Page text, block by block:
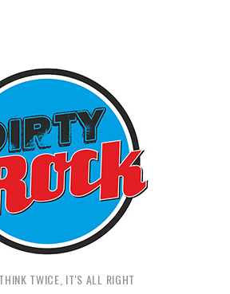
TWICE, IT'S ALL RIGHT